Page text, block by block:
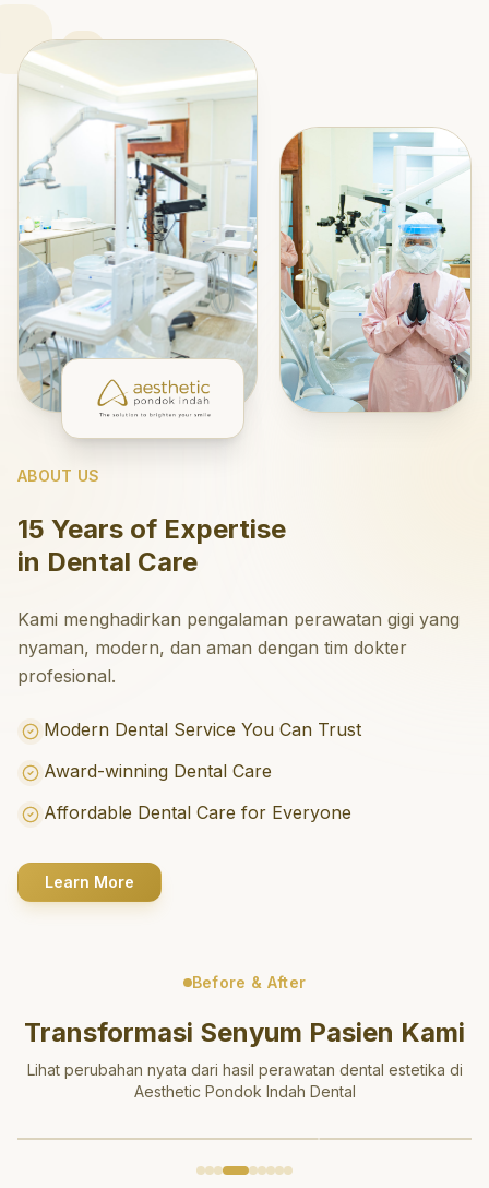
ABOUT US
15 Years of Expertise
in Dental Care
Kami menghadirkan pengalaman perawatan gigi yang
nyaman, modern, dan aman dengan tim dokter
profesional.
Modern Dental Service You Can Trust
Award-winning Dental Care
Affordable Dental Care for Everyone
Learn More
Before & After
Transformasi Senyum Pasien Kami
Lihat perubahan nyata dari hasil perawatan dental estetika di
Aesthetic Pondok Indah Dental